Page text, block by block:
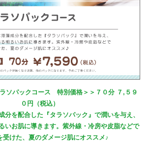
ラソパックコース 特別価格＞＞７０分 ７,５９
０円（税込）
分を配合した『タラソパック』で潤いを与え、
いお肌に導きます。紫外線・冷房や皮脂などで
受けた、夏のダメージ肌にオススメ♪